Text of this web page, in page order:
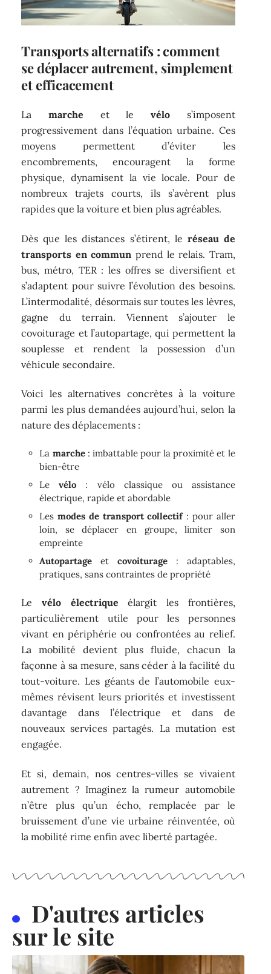
Transports alternatifs : comment
se déplacer autrement, simplement
et efficacement
Lamarche et le vélos’imposent
progressivement dans l’équation urbaine. Ces
moyens permettent d’éviter les
encombrements, encouragent la forme
physique, dynamisent la vie locale. Pour de
nombreux trajets courts, ils s’avèrent plus
rapides que la voiture et bien plus agréables.
Dès que les distances s’étirent, le réseau de
transports en commun prend le relais. Tram,
bus, métro, TER : les offres se diversifient et
s’adaptent pour suivre l’évolution des besoins.
L’intermodalité, désormais sur toutes les lèvres,
gagne du terrain. Viennent s’ajouter le
covoiturage et l’autopartage, qui permettent la
souplesse et rendent la possession d’un
véhicule secondaire.
Voici les alternatives concrètes à la voiture
parmi les plus demandées aujourd’hui, selon la
nature des déplacements :
La marche: imbattable pour la proximité et le
bien-être
Levélo : vélo classique ou assistance
électrique, rapide et abordable
Lesmodes de transport collectif: pour aller
loin, se déplacer en groupe, limiter son
empreinte
Autopartage et covoiturage : adaptables,
pratiques, sans contraintes de propriété
Levélo électrique élargit les frontières,
particulièrement utile pour les personnes
vivant en périphérie ou confrontées au relief.
La mobilité devient plus fluide, chacun la
façonne à sa mesure, sans céder à la facilité du
tout-voiture. Les géants de l’automobile eux-
mêmes révisent leurs priorités et investissent
davantage dans l’électrique et dans de
nouveaux services partagés. La mutation est
engagée.
Et si, demain, nos centres-villes se vivaient
autrement ? Imaginez la rumeur automobile
n’être plus qu’un écho, remplacée par le
bruissement d’une vie urbaine réinventée, où
la mobilité rime enfin avec liberté partagée.
D'autres articles
sur le site